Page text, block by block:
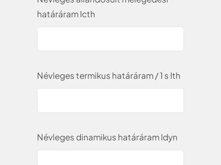
határáram Icth
Névleges termikus határáram / 1 s Ith
Névleges dinamikus határáram Idyn